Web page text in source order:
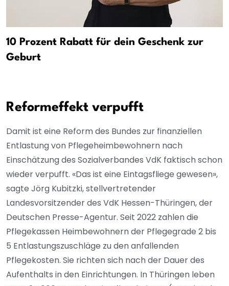
10 Prozent Rabatt für dein Geschenk zur
Geburt
Reformeffekt verpufft
Damit ist eine Reform des Bundes zur finanziellen
Entlastung von Pflegeheimbewohnern nach
Einschätzung des Sozialverbandes VdK faktisch schon
wieder verpufft. «Das ist eine Eintagsfliege gewesen»,
sagte Jörg Kubitzki, stellvertretender
Landesvorsitzender des VdK Hessen-Thüringen, der
Deutschen Presse-Agentur. Seit 2022 zahlen die
Pflegekassen Heimbewohnern der Pflegegrade 2 bis
5 Entlastungszuschläge zu den anfallenden
Pflegekosten. Sie richten sich nach der Dauer des
Aufenthalts in den Einrichtungen. In Thüringen leben